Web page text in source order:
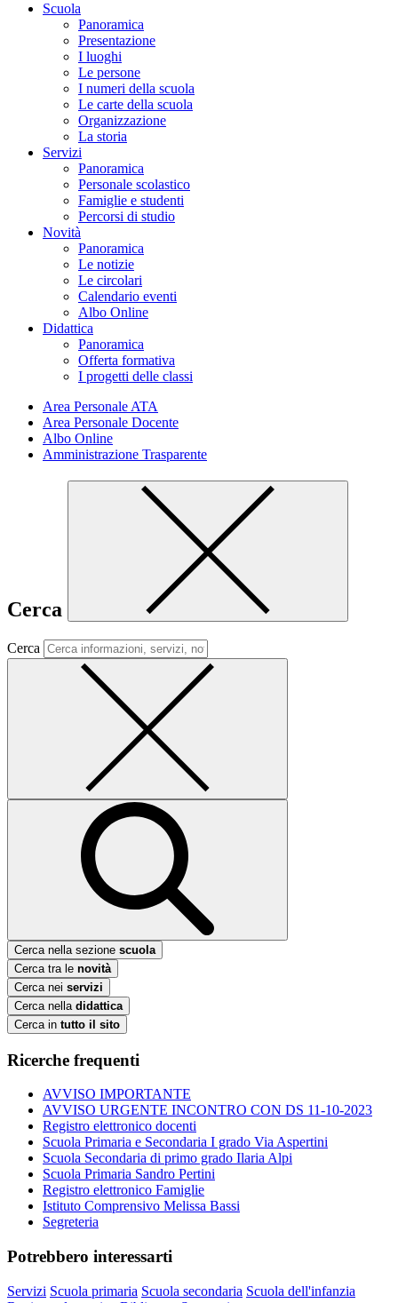
Scuola
Panoramica
Presentazione
I luoghi
Le persone
I numeri della scuola
Le carte della scuola
Organizzazione
La storia
Servizi
Panoramica
Personale scolastico
Famiglie e studenti
Percorsi di studio
Novità
Panoramica
Le notizie
Le circolari
Calendario eventi
Albo Online
Didattica
Panoramica
Offerta formativa
I progetti delle classi
Area Personale ATA
Area Personale Docente
Albo Online
Amministrazione Trasparente
Cerca
Cerca
Cerca nella sezione scuola
Cerca tra le novità
Cerca nei servizi
Cerca nella didattica
Cerca in tutto il sito
Ricerche frequenti
AVVISO IMPORTANTE
AVVISO URGENTE INCONTRO CON DS 11-10-2023
Registro elettronico docenti
Scuola Primaria e Secondaria I grado Via Aspertini
Scuola Secondaria di primo grado Ilaria Alpi
Scuola Primaria Sandro Pertini
Registro elettronico Famiglie
Istituto Comprensivo Melissa Bassi
Segreteria
Potrebbero interessarti
Servizi Scuola primaria Scuola secondaria Scuola dell'infanzia